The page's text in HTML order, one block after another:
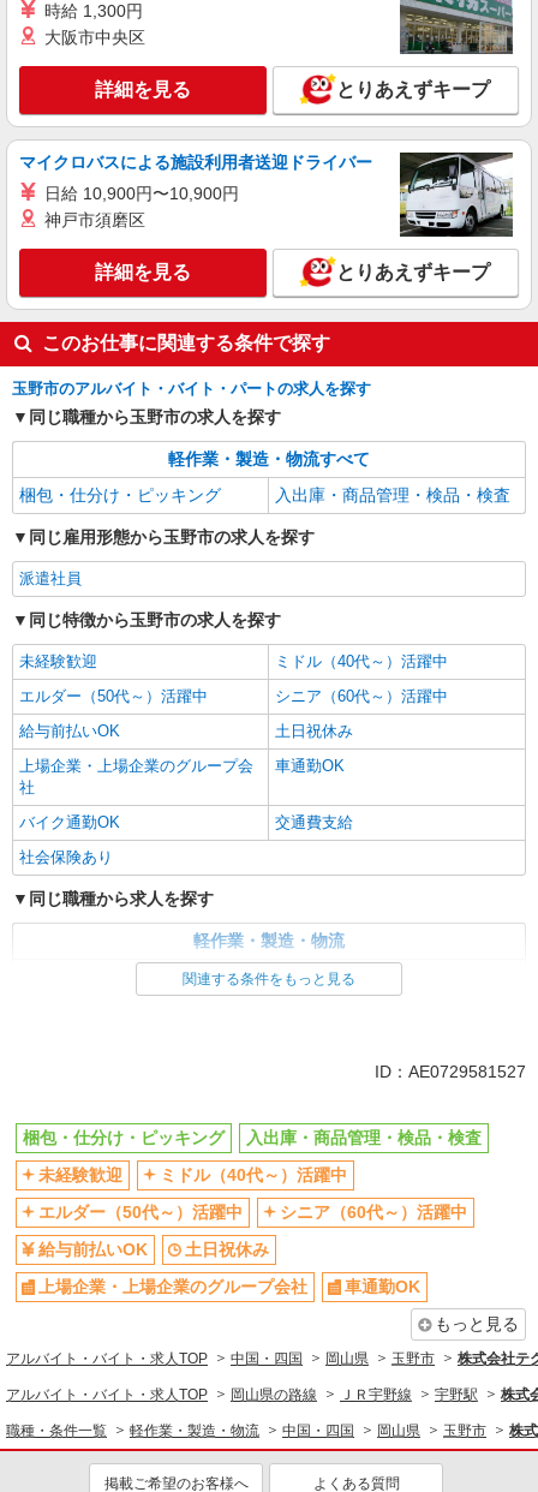
時給 1,300円
大阪市中央区
詳細を見る とりあえずキープ
マイクロバスによる施設利用者送迎ドライバー
日給 10,900円〜10,900円
神戸市須磨区
詳細を見る とりあえずキープ
このお仕事に関連する条件で探す
玉野市のアルバイト・バイト・パートの求人を探す
同じ職種から玉野市の求人を探す
軽作業・製造・物流すべて
梱包・仕分け・ピッキング
入出庫・商品管理・検品・検査
同じ雇用形態から玉野市の求人を探す
派遣社員
同じ特徴から玉野市の求人を探す
未経験歓迎
ミドル（40代～）活躍中
エルダー（50代～）活躍中
シニア（60代～）活躍中
給与前払いOK
土日祝休み
上場企業・上場企業のグループ会
社
車通勤OK
バイク通勤OK
交通費支給
社会保険あり
同じ職種から求人を探す
軽作業・製造・物流
梱包・仕分け・ピッキング
入出庫・商品管理・検品・検査
車通勤OK
交通費支給
社会保険あり
関連する条件をもっと見る
ID：AE0729581527
梱包・仕分け・ピッキング
入出庫・商品管理・検品・検査
未経験歓迎
ミドル（40代～）活躍中
エルダー（50代～）活躍中
シニア（60代～）活躍中
給与前払いOK
土日祝休み
上場企業・上場企業のグループ会社
車通勤OK
もっと見る
アルバイト・バイト・求人TOP 中国・四国 岡山県 玉野市 株式会社テ
アルバイト・バイト・求人TOP 岡山県の路線 ＪＲ宇野線 宇野駅 株式
職種・条件一覧 軽作業・製造・物流 中国・四国 岡山県 玉野市 株
掲載ご希望のお客様へ よくある質問